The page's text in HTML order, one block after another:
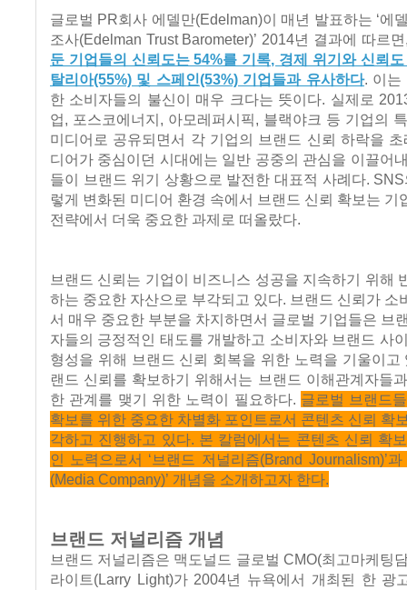
글로벌 PR회사 에델만(Edelman)이 매년 발표하는 ‘에
조사(Edelman Trust Barometer)’ 2014년 결과에 따르
둔 기업들의 신뢰도는 54%를 기록, 경제 위기와 신뢰
탈리아(55%) 및 스페인(53%) 기업들과 유사하다. 이는
한 소비자들의 불신이 매우 크다는 뜻이다. 실제로
업, 포스코에너지, 아모레퍼시픽, 블랙야크 등 기업의
미디어로 공유되면서 각 기업의 브랜드 신뢰 하락을
디어가 중심이던 시대에는 일반 공중의 관심을 이끌어
들이 브랜드 위기 상황으로 발전한 대표적 사례다.
렇게 변화된 미디어 환경 속에서 브랜드 신뢰 확보는 기
전략에서 더욱 중요한 과제로 떠올랐다.
브랜드 신뢰는 기업이 비즈니스 성공을 지속하기 위해
하는 중요한 자산으로 부각되고 있다. 브랜드 신뢰가 소
서 매우 중요한 부분을 차지하면서 글로벌 기업들은 브
자들의 긍정적인 태도를 개발하고 소비자와 브랜드 사
형성을 위해 브랜드 신뢰 회복을 위한 노력을 기울이고
랜드 신뢰를 확보하기 위해서는 브랜드 이해관계자들
한 관계를 맺기 위한 노력이 필요하다. 글로벌 브랜드
확보를 위한 중요한 차별화 포인트로서 콘텐츠 신뢰 확
각하고 진행하고 있다. 본 칼럼에서는 콘텐츠 신뢰 확
인 노력으로서 ‘브랜드 저널리즘(Brand Journalism)’과
(Media Company)’ 개념을 소개하고자 한다.
브랜드 저널리즘 개념
브랜드 저널리즘은 맥도널드 글로벌 CMO(최고마케팅
라이트(Larry Light)가 2004년 뉴욕에서 개최된 한 광